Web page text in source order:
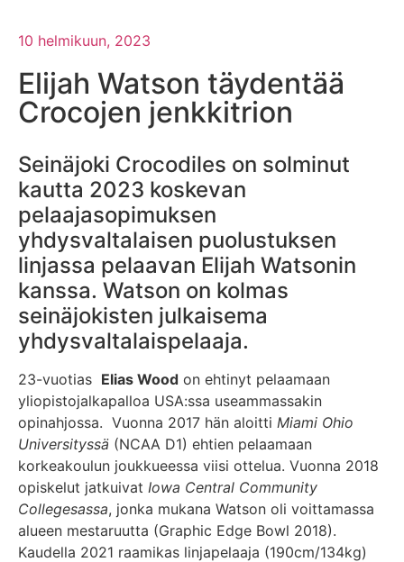
10 helmikuun, 2023
Elijah Watson täydentää
Crocojen jenkkitrion
Seinäjoki Crocodiles on solminut
kautta 2023 koskevan
pelaajasopimuksen
yhdysvaltalaisen puolustuksen
linjassa pelaavan Elijah Watsonin
kanssa. Watson on kolmas
seinäjokisten julkaisema
yhdysvaltalaispelaaja.
23-vuotias Elias Wood on ehtinyt pelaamaan
yliopistojalkapalloa USA:ssa useammassakin
opinahjossa. Vuonna 2017 hän aloitti Miami Ohio
Universityssä (NCAA D1) ehtien pelaamaan
korkeakoulun joukkueessa viisi ottelua. Vuonna 2018
opiskelut jatkuivat Iowa Central Community
Collegesassa, jonka mukana Watson oli voittamassa
alueen mestaruutta (Graphic Edge Bowl 2018).
Kaudella 2021 raamikas linjapelaaja (190cm/134kg)